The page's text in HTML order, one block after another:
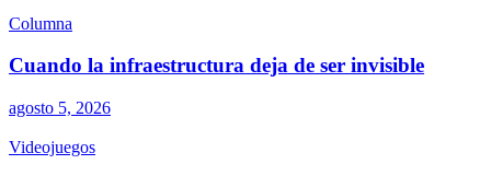
Columna
Cuando la infraestructura deja de ser invisible
agosto 5, 2026
Videojuegos